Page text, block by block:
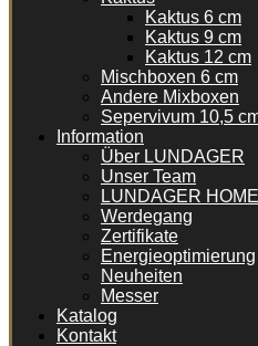
Kaktus 6 cm
Kaktus 9 cm
Kaktus 12 cm
Mischboxen 6 cm
Andere Mixboxen
Sepervivum 10,5
Information
Über LUNDAGER
Unser Team
LUNDAGER HOME
Werdegang
Zertifikate
Energieoptimierung
Neuheiten
Messer
Katalog
Kontakt